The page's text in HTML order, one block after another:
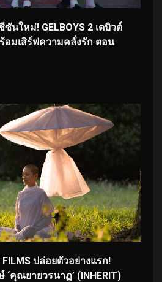
ซันใหม่! GELBOYS 2 เดบิวต์
อมเสิร์ฟความคลั่งรัก ตอน
FILMS ปล่อยตัวอย่างแรก!
คุณยายวรนาฏ’ (INHERIT)